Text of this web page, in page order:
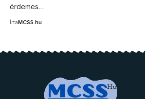
érdemes…
ÍrtaMCSS.hu